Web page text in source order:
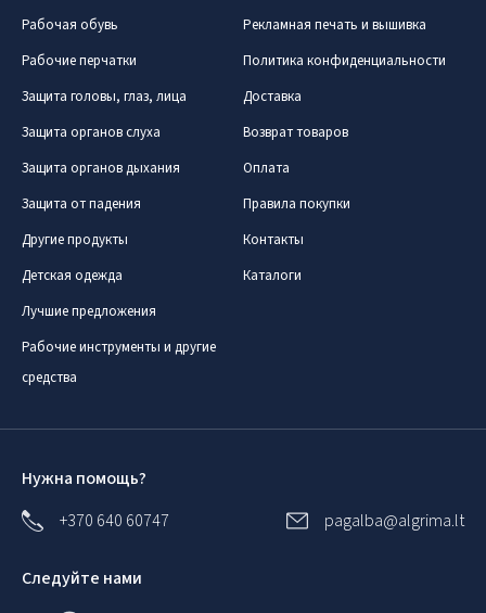
Рабочая обувь
Рабочие перчатки
Защита головы, глаз, лица
Защита органов слуха
Защита органов дыхания
Защита от падения
Другие продукты
Детская одежда
Лучшие предложения
Рабочие инструменты и другие
средства
Рекламная печать и вышивка
Политика конфиденциальности
Доставка
Возврат товаров
Оплата
Правила покупки
Контакты
Каталоги
Нужна помощь?
+370 640 60747
pagalba@algrima.lt
Следуйте нами